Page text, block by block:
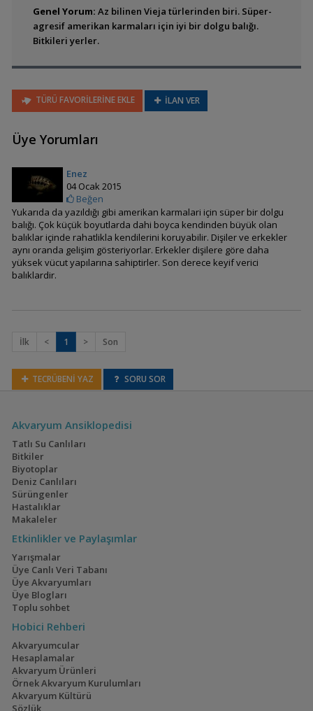
hogaboomorum
Amphilophus labiatus
Archocentrus
Genel Yorum: Az bilinen Vieja türlerinden biri. Süper-
agresif amerikan karmaları için iyi bir dolgu balığı.
Bitkileri yerler.
TÜRÜ FAVORİLERİNE EKLE İLAN VER
Üye Yorumları
Enez
04 Ocak 2015
Beğen
Yukarıda da yazıldığı gibi amerikan karmalari için süper bir dolgu
balığı. Çok küçük boyutlarda dahi boyca kendinden büyük olan
balıklar içinde rahatlikla kendilerini koruyabilir. Dişiler ve erkekler
aynı oranda gelişim gösteriyorlar. Erkekler dişilere göre daha
yüksek vücut yapılarına sahiptirler. Son derece keyif verici
balıklardir.
İlk < 1 > Son
TECRÜBENİ YAZ SORU SOR
Akvaryum Ansiklopedisi
Tatlı Su Canlıları
Bitkiler
Biyotoplar
Deniz Canlıları
Sürüngenler
Hastalıklar
Makaleler
Etkinlikler ve Paylaşımlar
Yarışmalar
Üye Canlı Veri Tabanı
Üye Akvaryumları
Üye Blogları
Toplu sohbet
Hobici Rehberi
Akvaryumcular
Hesaplamalar
Akvaryum Ürünleri
Örnek Akvaryum Kurulumları
Akvaryum Kültürü
Sözlük